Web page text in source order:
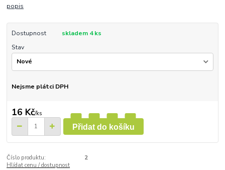
popis
Dostupnost
skladem 4 ks
Stav
Nejsme plátci DPH
16 Kč/ks
Přidat do košíku
Číslo produktu:
2
Hlídat cenu / dostupnost